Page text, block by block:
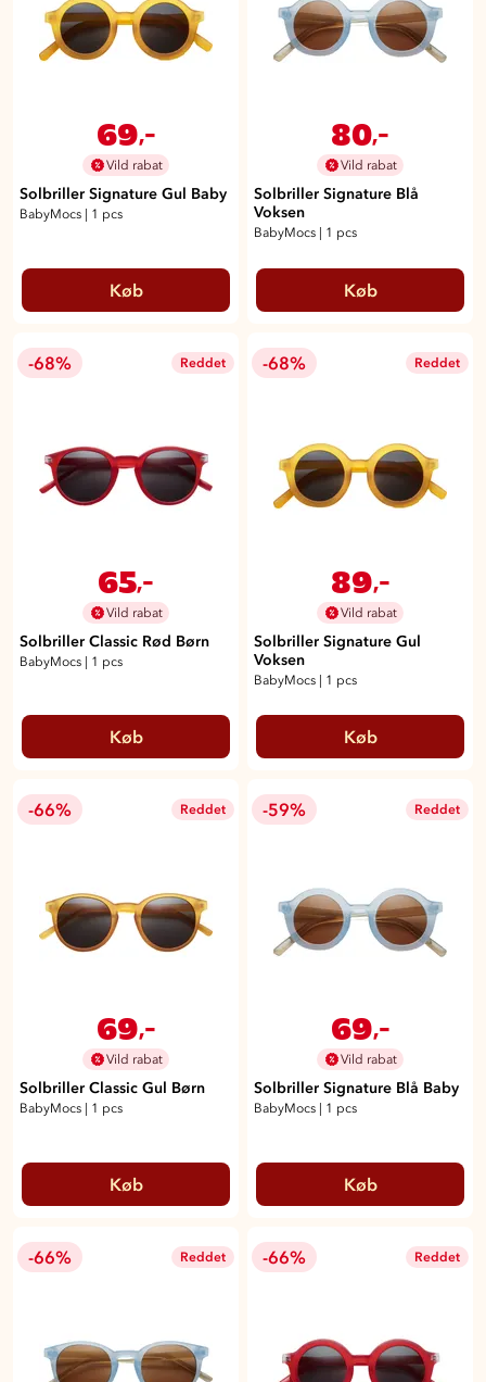
69,-
Vild rabat
Solbriller Signature Gul Baby
BabyMocs 1 pcs
Køb
80,-
Vild rabat
Solbriller Signature Blå
Voksen
BabyMocs 1 pcs
Køb
-68% Reddet
65 ,-
Vild rabat
Solbriller Classic Rød Børn
BabyMocs | 1 pcs
Køb
-68% Reddet
89 ,-
Vild rabat
Solbriller Signature Gul
Voksen
BabyMocs | 1 pcs
Køb
-66% Reddet
69,-
Vild rabat
Solbriller Classic Gul Børn
BabyMocs 1 pcs
Køb
-59% Reddet
69,-
Vild rabat
Solbriller Signature Blå Baby
BabyMocs 1 pcs
Køb
-66% Reddet -66% Reddet